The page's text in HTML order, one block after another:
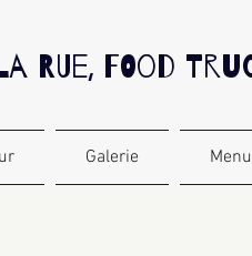
Rue, Food
Galerie Menu